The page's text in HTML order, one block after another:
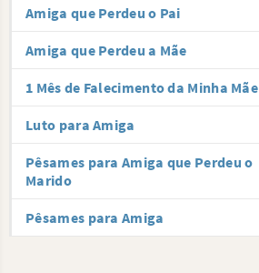
Amiga que Perdeu o Pai
Amiga que Perdeu a Mãe
1 Mês de Falecimento da Minha Mãe
Luto para Amiga
Pêsames para Amiga que Perdeu o
Marido
Pêsames para Amiga